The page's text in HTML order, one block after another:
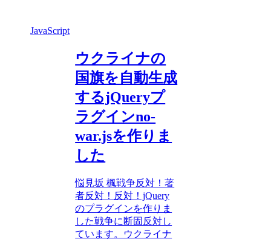
JavaScript
ウクライナの
国旗を自動生成
するjQueryプ
ラグインno-
war.jsを作りま
した
悩見坂 楓戦争反対！著
者反対！反対！jQuery
のプラグインを作りま
した戦争に断固反対し
ています。ウクライナ